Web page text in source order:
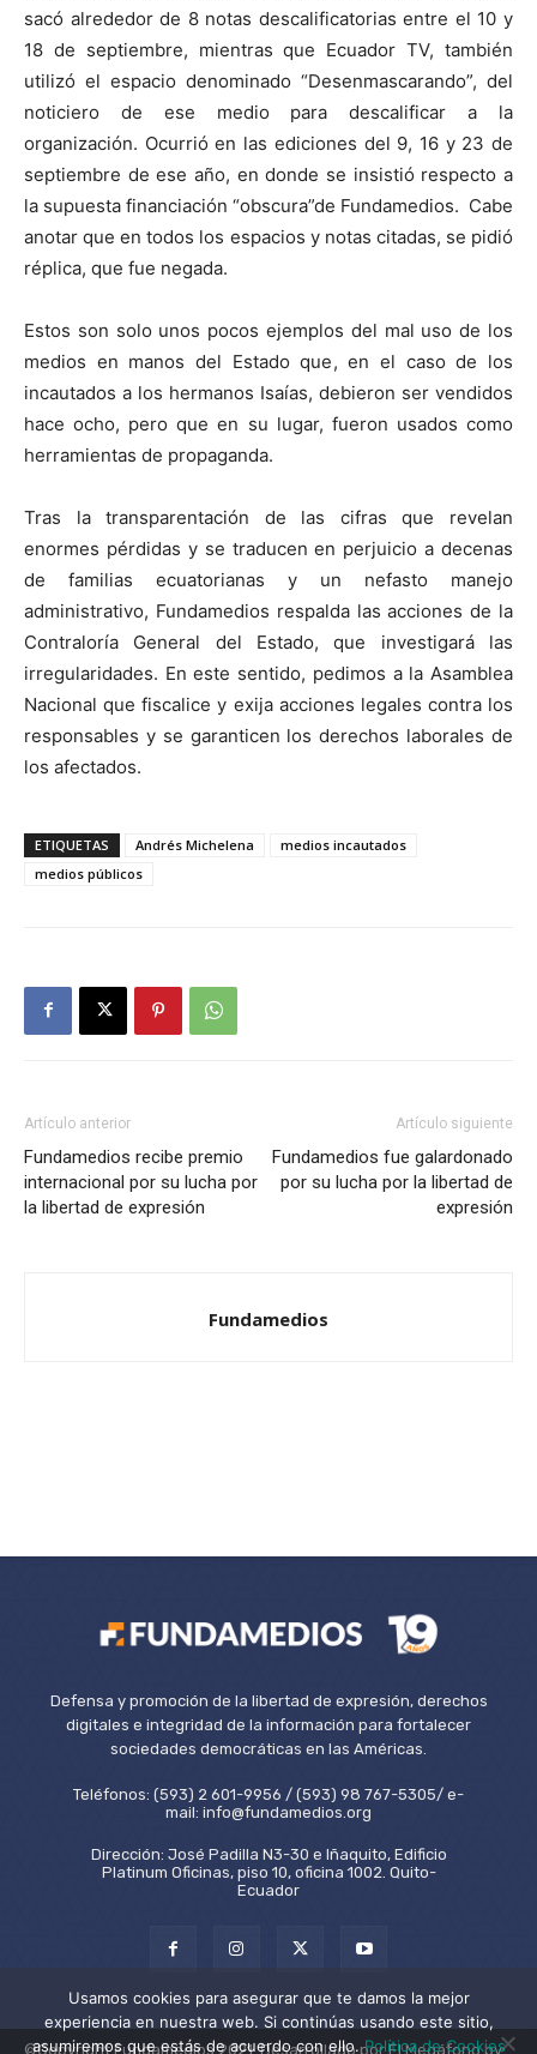
sacó alrededor de 8 notas descalificatorias entre el 10 y
18 de septiembre, mientras que Ecuador TV, también
utilizó el espacio denominado “Desenmascarando”, del
noticiero de ese medio para descalificar a la
organización. Ocurrió en las ediciones del 9, 16 y 23 de
septiembre de ese año, en donde se insistió respecto a
la supuesta financiación “obscura”de Fundamedios. Cabe
anotar que en todos los espacios y notas citadas, se pidió
réplica, que fue negada.
Estos son solo unos pocos ejemplos del mal uso de los
medios en manos del Estado que, en el caso de los
incautados a los hermanos Isaías, debieron ser vendidos
hace ocho, pero que en su lugar, fueron usados como
herramientas de propaganda.
Tras la transparentación de las cifras que revelan
enormes pérdidas y se traducen en perjuicio a decenas
de familias ecuatorianas y un nefasto manejo
administrativo, Fundamedios respalda las acciones de la
Contraloría General del Estado, que investigará las
irregularidades. En este sentido, pedimos a la Asamblea
Nacional que fiscalice y exija acciones legales contra los
responsables y se garanticen los derechos laborales de
los afectados.
ETIQUETAS Andrés Michelena
medios incautados
medios públicos
Artículo anterior
Fundamedios recibe premio
internacional por su lucha por
la libertad de expresión
Artículo siguiente
Fundamedios fue galardonado
por su lucha por la libertad de
expresión
Fundamedios
Defensa y promoción de la libertad de expresión, derechos
digitales e integridad de la información para fortalecer
sociedades democráticas en las Américas.
Teléfonos: (593) 2 601-9956 / (593) 98 767-5305/ e-
mail: info@fundamedios.org
Dirección: José Padilla N3-30 e Iñaquito, Edificio
Platinum Oficinas, piso 10, oficina 1002. Quito-
Ecuador
©Copyright Fundamedios 2021. Desarrollado por El Megáfono by
Usamos cookies para asegurar que te damos la mejor
experiencia en nuestra web. Si continúas usando este sitio,
asumiremos que estás de acuerdo con ello.Política de Cookies